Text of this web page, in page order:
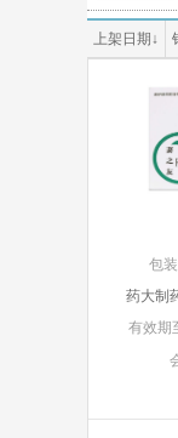
上架日期 ↓
包
药大制
有效期